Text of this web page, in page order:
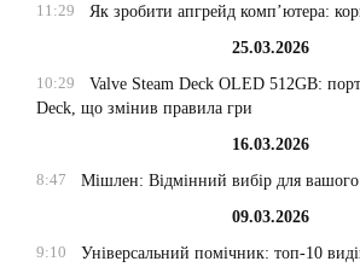
11:29
Як зробити апгрейд комп’ютера:
25.03.2026
10:29
Valve Steam Deck OLED 512GB:
Deck, що змінив правила гри
16.03.2026
8:47
Мішлен: Відмінний вибір для вашого
09.03.2026
9:10
Універсальний помічник: топ-10